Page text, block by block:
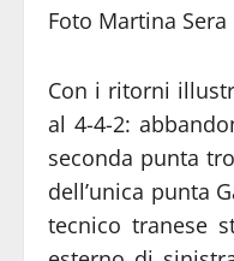
Foto Martina Sera
Con i ritorni
al 4-4-2:
seconda punta
dell’unica punta
tecnico tranese